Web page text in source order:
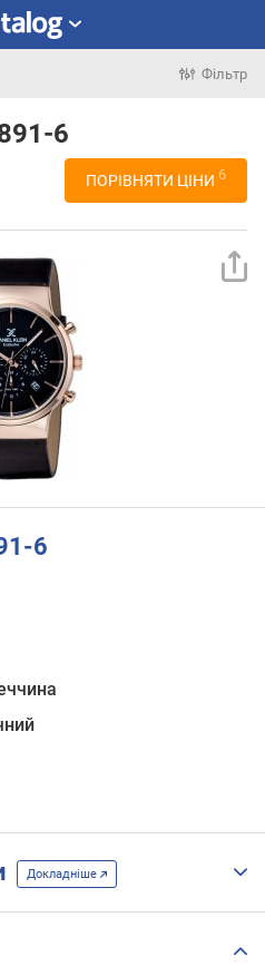
Фільтр
6
ПОРІВНЯТИ ЦІНИ 6
6
Докладніше